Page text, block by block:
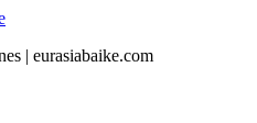
| eurasiabaike.com